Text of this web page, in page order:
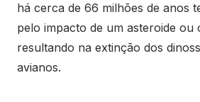
há cerca de 66 milhões de anos
pelo impacto de um asteroide ou
resultando na extinção dos
avianos.